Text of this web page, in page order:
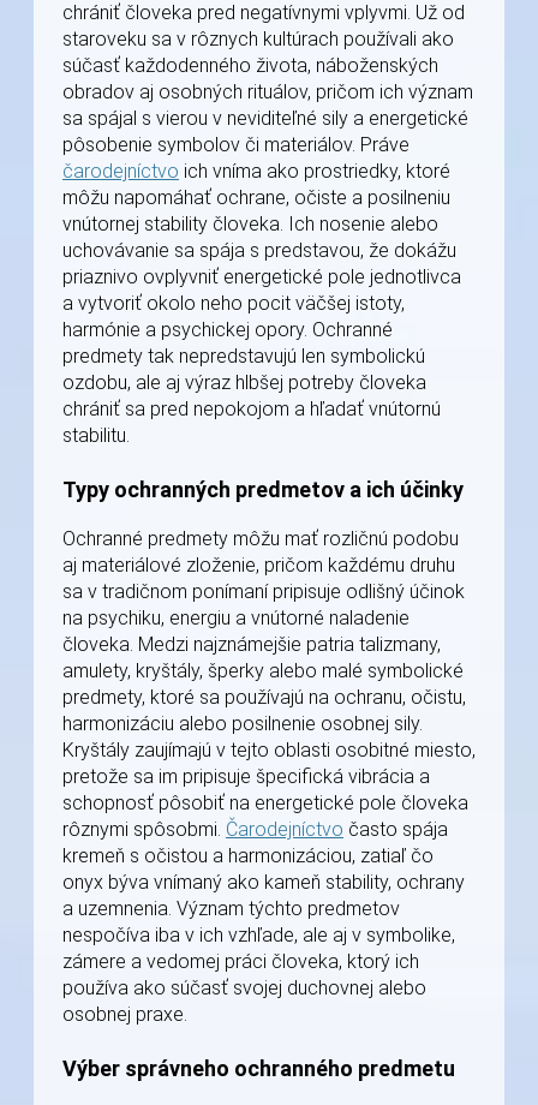
chrániť človeka pred negatívnymi vplyvmi. Už od
staroveku sa v rôznych kultúrach používali ako
súčasť každodenného života, náboženských
obradov aj osobných rituálov, pričom ich význam
sa spájal s vierou v neviditeľné sily a energetické
pôsobenie symbolov či materiálov. Práve
čarodejníctvo ich vníma ako prostriedky, ktoré
môžu napomáhať ochrane, očiste a posilneniu
vnútornej stability človeka. Ich nosenie alebo
uchovávanie sa spája s predstavou, že dokážu
priaznivo ovplyvniť energetické pole jednotlivca
a vytvoriť okolo neho pocit väčšej istoty,
harmónie a psychickej opory. Ochranné
predmety tak nepredstavujú len symbolickú
ozdobu, ale aj výraz hlbšej potreby človeka
chrániť sa pred nepokojom a hľadať vnútornú
stabilitu.
Typy ochranných predmetov a ich účinky
Ochranné predmety môžu mať rozličnú podobu
aj materiálové zloženie, pričom každému druhu
sa v tradičnom ponímaní pripisuje odlišný účinok
na psychiku, energiu a vnútorné naladenie
človeka. Medzi najznámejšie patria talizmany,
amulety, kryštály, šperky alebo malé symbolické
predmety, ktoré sa používajú na ochranu, očistu,
harmonizáciu alebo posilnenie osobnej sily.
Kryštály zaujímajú v tejto oblasti osobitné miesto,
pretože sa im pripisuje špecifická vibrácia a
schopnosť pôsobiť na energetické pole človeka
rôznymi spôsobmi. Čarodejníctvo často spája
kremeň s očistou a harmonizáciou, zatiaľ čo
onyx býva vnímaný ako kameň stability, ochrany
a uzemnenia. Význam týchto predmetov
nespočíva iba v ich vzhľade, ale aj v symbolike,
zámere a vedomej práci človeka, ktorý ich
používa ako súčasť svojej duchovnej alebo
osobnej praxe.
Výber správneho ochranného predmetu